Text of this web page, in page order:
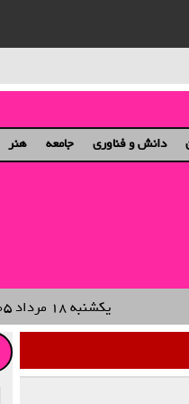
دانش و فناوری جامعه هنر
یکشنبه ۱۸ مرداد ۱۴۰۵